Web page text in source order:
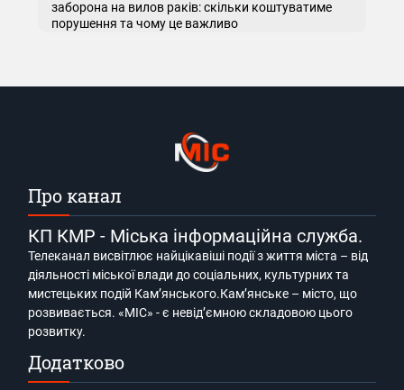
заборона на вилов раків: скільки коштуватиме
порушення та чому це важливо
Про канал
КП КМР - Міська інформаційна служба.
Телеканал висвітлює найцікавіші події з життя міста – від
діяльності міської влади до соціальних, культурних та
мистецьких подій Кам’янського.Кам’янське – місто, що
розвивається. «МІС» - є невід’ємною складовою цього
розвитку.
Додатково